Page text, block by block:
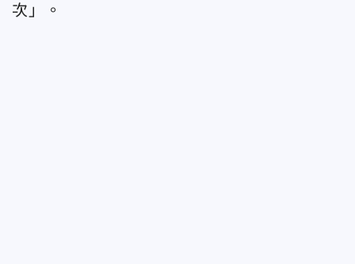
次」。